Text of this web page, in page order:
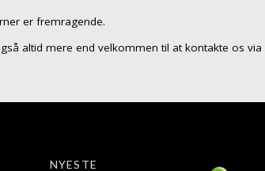
er fremragende.
altid mere end velkommen til at kontakte os via
NYESTE